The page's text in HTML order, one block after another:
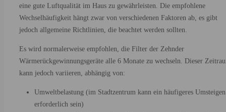
eine gute Luftqualität im Haus zu gewährleisten. Die empfohlene
Wechselhäufigkeit hängt zwar von verschiedenen Faktoren ab, es gibt
jedoch allgemeine Richtlinien, die beachtet werden sollten.
Es wird normalerweise empfohlen, die Filter der Zehnder
Wärmerückgewinnungsgeräte alle 6 Monate zu wechseln. Dieser
kann jedoch variieren, abhängig von:
Umweltbelastung (im Stadtzentrum kann ein häufigeres Umsteigen
erforderlich sein)